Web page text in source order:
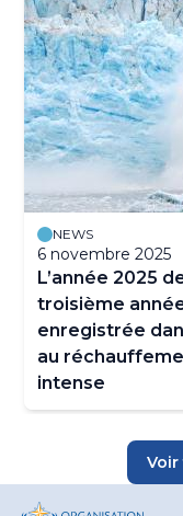
NEWS
6 novembre 2025
L’année 2025
troisième
enregistrée
au
intense
Voir